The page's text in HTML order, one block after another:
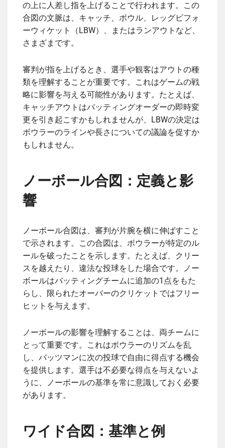
の上に人差し指を上げることで行われます。この
合図の文脈は、キャッチ、ボウル、レッグビフォ
ーウィケット（LBW）、またはランアウトなど、
さまざまです。
審判が指を上げるとき、選手や観客はアウトの種
類を理解することが重要です。これはゲームの戦
略に影響を与える可能性があります。たとえば、
キャッチアウトはバッティングオーダーの即時変
更を引き起こすかもしれませんが、LBWの決定は
ボウラーのラインや長さについての議論を促すか
もしれません。
ノーボール合図：定義と影
響
ノーボール合図は、審判が片腕を横に伸ばすこと
で示されます。この合図は、ボウラーが特定のル
ールを破ったことを示します。たとえば、クリー
スを越えたり、違法な投球をした場合です。ノー
ボールはバッティングチームに追加の1点をもた
らし、限られたオーバーのクリケットではフリー
ヒットを与えます。
ノーボールの影響を理解することは、両チームに
とって重要です。これはボウラーのリズムを乱
し、バッツマンに次の投球で自由に得点する機会
を提供します。選手は不必要な得点を与えないよ
うに、ノーボールの基準を常に意識しておく必要
があります。
ワイド合図：基準と例